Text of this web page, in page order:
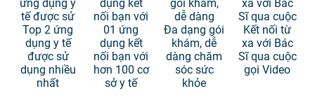
Top 2 ứng
dụng y tế
được sử
dụng nhiều
nhất
01 ứng
dụng kết
nối bạn với
hơn 100 cơ
sở y tế
Đa dạng gói
khám, dễ
dàng chăm
sóc sức
khỏe
Kết nối từ
xa với Bác
Sĩ qua cuộc
gọi Video